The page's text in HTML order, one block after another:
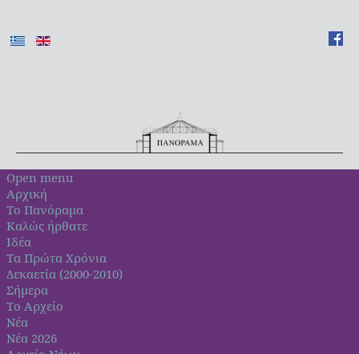
Open menu
Αρχική
Το Πανόραμα
Καλώς ήρθατε
Ιδέα
Τα Πρώτα Χρόνια
Δεκαετία (2000-2010)
Σήμερα
Το Αρχείο
Νέα
Νέα 2026